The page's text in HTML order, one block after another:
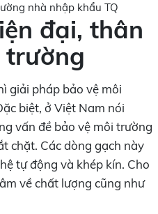
nhà nhập khẩu TQ
đại, thân
trường
giải pháp bảo vệ môi
biệt, ở Việt Nam nói
vấn đề bảo vệ môi trường
chặt. Các dòng gạch này
tự động và khép kín. Cho
về chất lượng cũng như